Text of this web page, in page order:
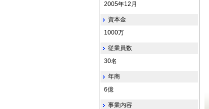
2005年12月
資本金
1000万
従業員数
30名
年商
6億
事業内容